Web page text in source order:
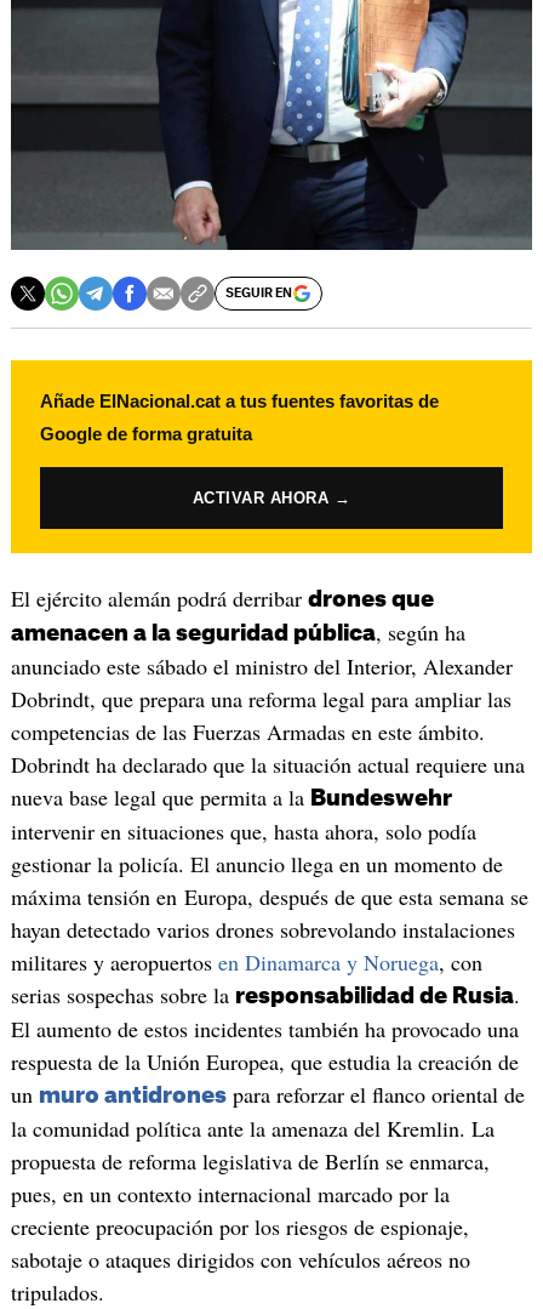
SEGUIR EN
Añade ElNacional.cat a tus fuentes favoritas de
Google de forma gratuita
ACTIVAR AHORA →
El ejército alemán podrá derribar drones que
amenacen a la seguridad pública, según ha
anunciado este sábado el ministro del Interior, Alexander
Dobrindt, que prepara una reforma legal para ampliar las
competencias de las Fuerzas Armadas en este ámbito.
Dobrindt ha declarado que la situación actual requiere una
nueva base legal que permita a la Bundeswehr
intervenir en situaciones que, hasta ahora, solo podía
gestionar la policía. El anuncio llega en un momento de
máxima tensión en Europa, después de que esta semana se
hayan detectado varios drones sobrevolando instalaciones
militares y aeropuertos en Dinamarca y Noruega, con
serias sospechas sobre la responsabilidad de Rusia.
El aumento de estos incidentes también ha provocado una
respuesta de la Unión Europea, que estudia la creación de
un muro antidronespara reforzar el flanco oriental de
la comunidad política ante la amenaza del Kremlin. La
propuesta de reforma legislativa de Berlín se enmarca,
pues, en un contexto internacional marcado por la
creciente preocupación por los riesgos de espionaje,
sabotaje o ataques dirigidos con vehículos aéreos no
tripulados.